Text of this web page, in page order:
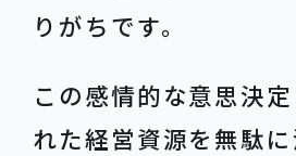
りがちです。
この感情的な意思決
れた経営資源を無駄